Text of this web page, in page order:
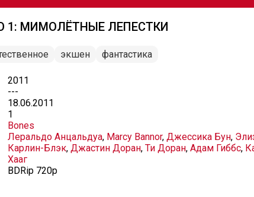
1: МИМОЛЁТНЫЕ ЛЕПЕСТКИ
экшен фантастика
2011
---
18.06.2011
1
Bones
Леральдо Анцальдуа, Marcy Bannor, Джессика Бун,
Карлин-Блэк, Джастин Доран, Ти Доран, Адам Гиббс,
Хааг
BDRip 720p